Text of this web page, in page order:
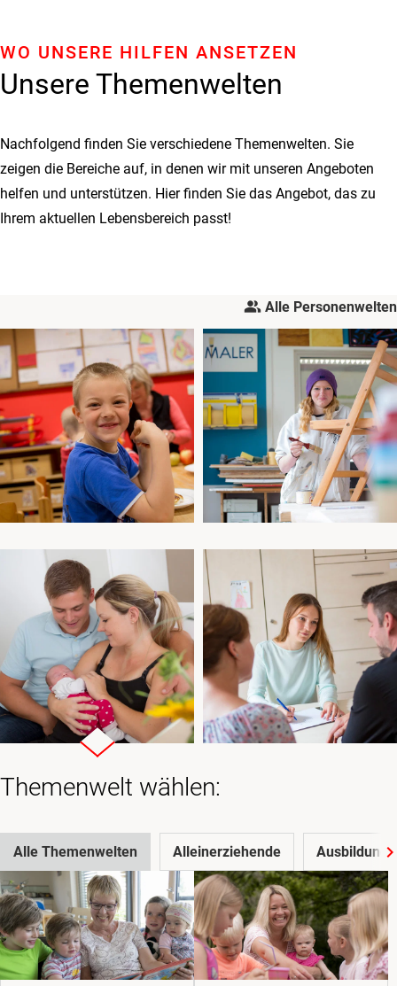
Unsere Themenwelten
WO UNSERE HILFEN ANSETZEN
Nachfolgend finden Sie verschiedene Themenwelten. Sie
zeigen die Bereiche auf, in denen wir mit unseren Angeboten
helfen und unterstützen. Hier finden Sie das Angebot, das zu
Ihrem aktuellen Lebensbereich passt!
people_alt Alle Personenwelten
Kinderwelt Jugendwelt
Themenwelt wählen:
Alle Themenwelten Alleinerziehende Ausbildung